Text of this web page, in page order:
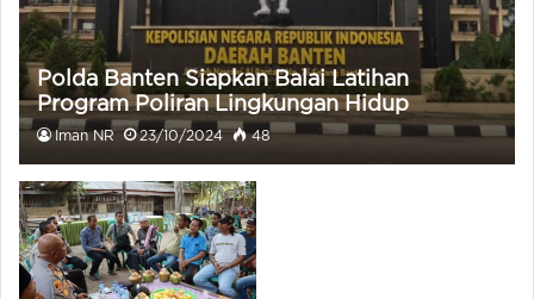
Polda Banten Siapkan Balai Latihan
Program Poliran Lingkungan Hidup
Iman NR 23/10/2024 48